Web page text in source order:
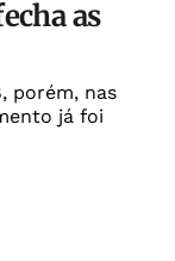
as
porém, nas
já foi